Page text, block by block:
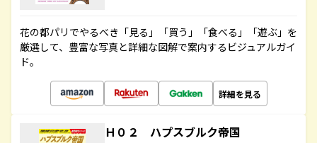
花の都パリでやるべき「見る」「買う」「食べる」「遊ぶ」を
厳選して、豊富な写真と詳細な図解で案内するビジュアルガイ
ド。
詳細を見る
Ｈ０２ ハプスブルク帝国